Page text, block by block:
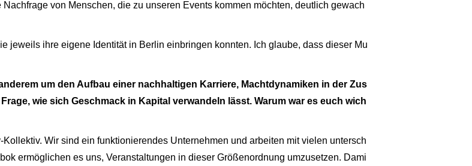
von Menschen, die zu unseren Events kommen möchten, deutlich gewach
jeweils ihre eigene Identität in Berlin einbringen konnten. Ich glaube, dass dieser Mu
um den Aufbau einer nachhaltigen Karriere, Machtdynamiken in der Zus
wie sich Geschmack in Kapital verwandeln lässt. Warum war es euch wich
Wir sind ein funktionierendes Unternehmen und arbeiten mit vielen untersch
ermöglichen es uns, Veranstaltungen in dieser Größenordnung umzusetzen. Dami